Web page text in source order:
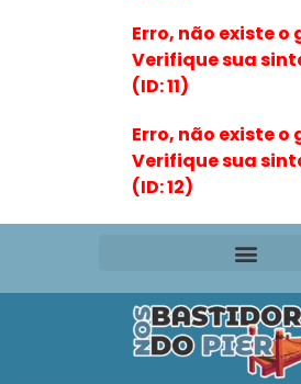
Erro, não existe o
Verifique sua
(ID: 11)
Erro, não existe o
Verifique sua
(ID: 12)